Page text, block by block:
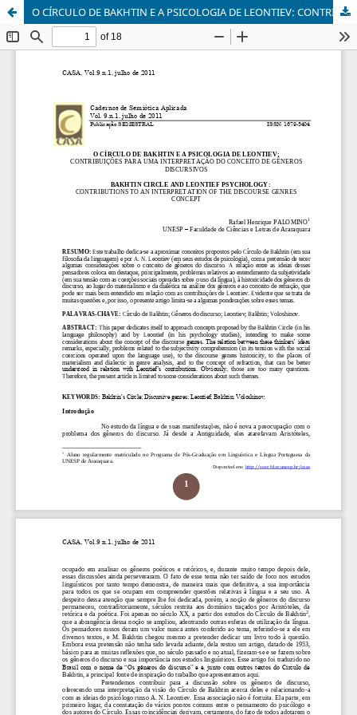
O CÍRCULO DE BAKHTIN E A PSICOLOGIA DE LEONTIEV: CONTRIBUIÇÕES PARA UMA INTERPRETAÇÃO DO CONCEITO DE GÊNEROS DISCURSIVOS